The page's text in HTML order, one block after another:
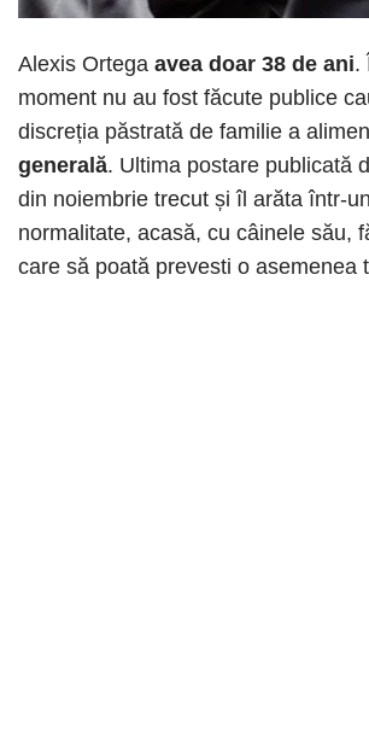
Alexis Ortega avea doar 38 de ani.
moment nu au fost făcute publice
discreția păstrată de familie a
generală. Ultima postare publicată
din noiembrie trecut și îl arăta într-
normalitate, acasă, cu câinele său,
care să poată prevesti o asemenea